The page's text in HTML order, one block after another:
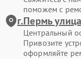
поможем с
г.Пермь
Центральный
Привозите
оформляйте